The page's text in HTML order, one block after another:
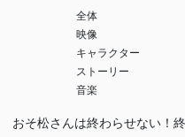
食べて飲んで歌って踊ってケ
松野家で巻き起こった伝説の
全体
映像
キャラクター
ストーリー
音楽
おそ松さんは終わらせない！